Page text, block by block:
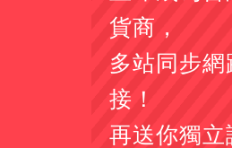
貨商，
多站同步
接！
再送你獨立